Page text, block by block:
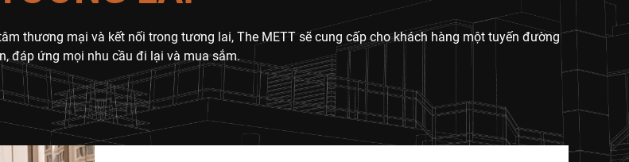
thương mại và kết nối trong tương lai, The METT sẽ cung cấp cho khách hàng một tuyến đường
đáp ứng mọi nhu cầu đi lại và mua sắm.